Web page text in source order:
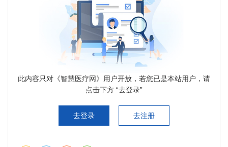
此内容只对《智慧医疗网》用户开放，若您已是本站用户，请
点击下方 “去登录”
去登录 去注册